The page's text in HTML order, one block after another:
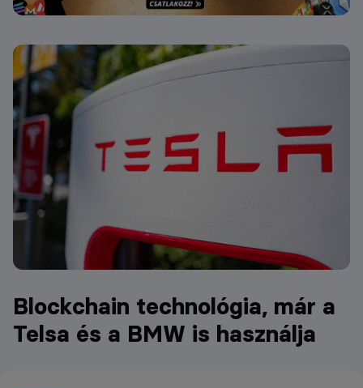
Blockchain technológia, már a
Telsa és a BMW is használja